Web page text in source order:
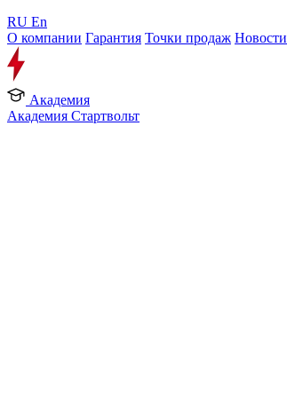
RU En
О компании Гарантия Точки продаж Новости
Академия
Академия Стартвольт